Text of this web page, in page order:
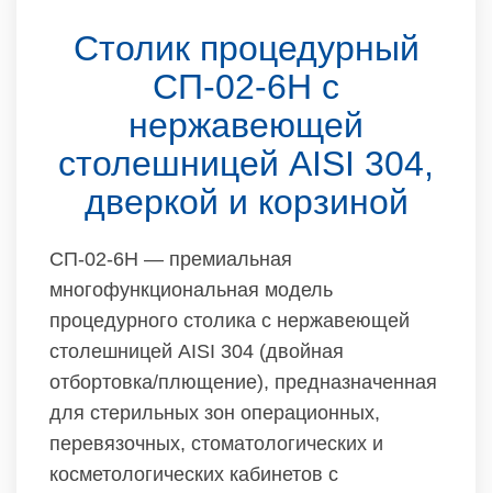
Столик процедурный
СП-02-6Н с
нержавеющей
столешницей AISI 304,
дверкой и корзиной
СП-02-6Н — премиальная
многофункциональная модель
процедурного столика с нержавеющей
столешницей AISI 304 (двойная
отбортовка/плющение), предназначенная
для стерильных зон операционных,
перевязочных, стоматологических и
косметологических кабинетов с